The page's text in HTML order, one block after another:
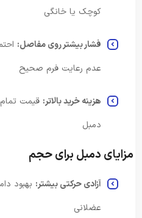
کوچک یا خانگی
فشار بیشتر روی مفاصل:
عدم رعایت فرم صحیح
هزینه خرید بالاتر: قیمت
دمبل
مزایای دمبل برای حجم
آزادی حرکتی بیشتر: بهبود
عضلانی